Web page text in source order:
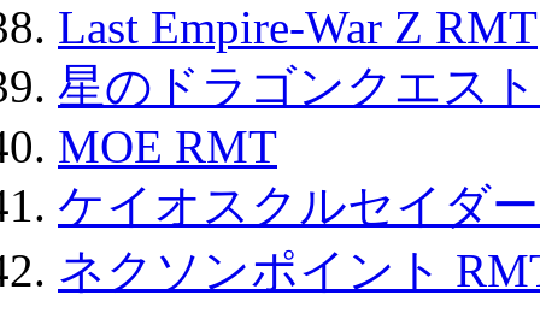
Last Empire-War Z RMT
星のドラゴンクエス
MOE RMT
ケイオスクルセイダ
ネクソンポイント